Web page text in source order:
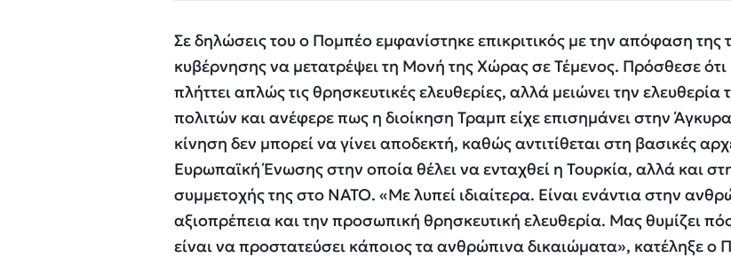
Σε δηλώσεις του ο Πομπέο εμφανίστηκε επικριτικός με την απόφαση της
κυβέρνησης να μετατρέψει τη Μονή της Χώρας σε Τέμενος. Πρόσθεσε
πλήττει απλώς τις θρησκευτικές ελευθερίες, αλλά μειώνει την
πολιτών και ανέφερε πως η διοίκηση Τραμπ είχε επισημάνει στην Άγκυρα
κίνηση δεν μπορεί να γίνει αποδεκτή, καθώς αντιτίθεται στη βασικές
Ευρωπαϊκή Ένωσης στην οποία θέλει να ενταχθεί η Τουρκία, αλλά και
συμμετοχής της στο ΝΑΤΟ. «Με λυπεί ιδιαίτερα. Είναι ενάντια στην
αξιοπρέπεια και την προσωπική θρησκευτική ελευθερία. Μας θυμίζει
είναι να προστατεύσει κάποιος τα ανθρώπινα δικαιώματα», κατέληξε ο